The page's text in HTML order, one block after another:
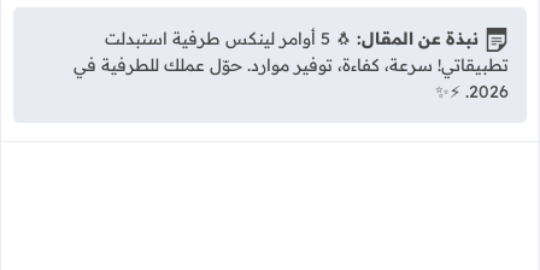
نبذة عن المقال:
🐧 5 أوامر لينكس طرفية استبدلت
تطبيقاتي! سرعة، كفاءة، توفير موارد. حوّل عملك للطرفية في
2026. ⚡✨